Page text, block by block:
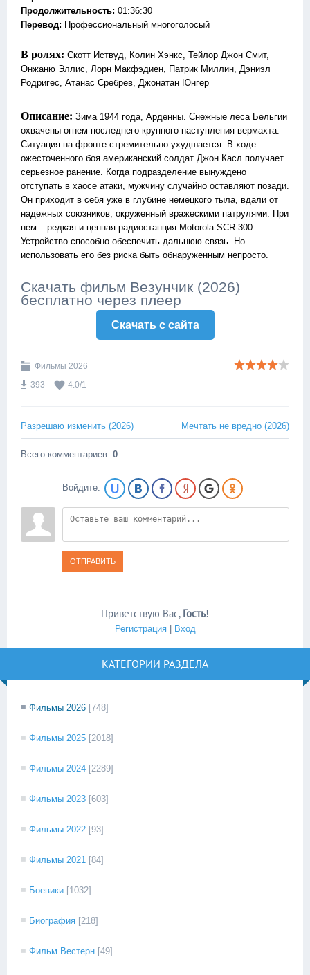
Продолжительность: 01:36:30
Перевод: Профессиональный многоголосый
В ролях: Скотт Иствуд, Колин Хэнкс, Тейлор Джон Смит,
Онжаню Эллис, Лорн Макфэдиен, Патрик Миллин, Дэниэл
Родригес, Атанас Сребрев, Джонатан Юнгер
Описание: Зима 1944 года, Арденны. Снежные леса Бельгии
охвачены огнем последнего крупного наступления вермахта.
Ситуация на фронте стремительно ухудшается. В ходе
ожесточенного боя американский солдат Джон Касл получает
серьезное ранение. Когда подразделение вынуждено
отступать в хаосе атаки, мужчину случайно оставляют позади.
Он приходит в себя уже в глубине немецкого тыла, вдали от
надежных союзников, окруженный вражескими патрулями. При
нем – редкая и ценная радиостанция Motorola SCR-300.
Устройство способно обеспечить дальнюю связь. Но
использовать его без риска быть обнаруженным непросто.
Скачать фильм Везунчик (2026)
бесплатно через плеер
Скачать c сайта
Фильмы 2026
393
4.0/1
Разрешаю изменить (2026) Мечтать не вредно (2026)
Всего комментариев: 0
Войдите:
ОТПРАВИТЬ
Приветствую Вас, Гость!
Регистрация| Вход
КАТЕГОРИИ РАЗДЕЛА
Фильмы 2026 [748]
Фильмы 2025 [2018]
Фильмы 2024 [2289]
Фильмы 2023 [603]
Фильмы 2022 [93]
Фильмы 2021 [84]
Боевики [1032]
Биография [218]
Фильм Вестерн [49]